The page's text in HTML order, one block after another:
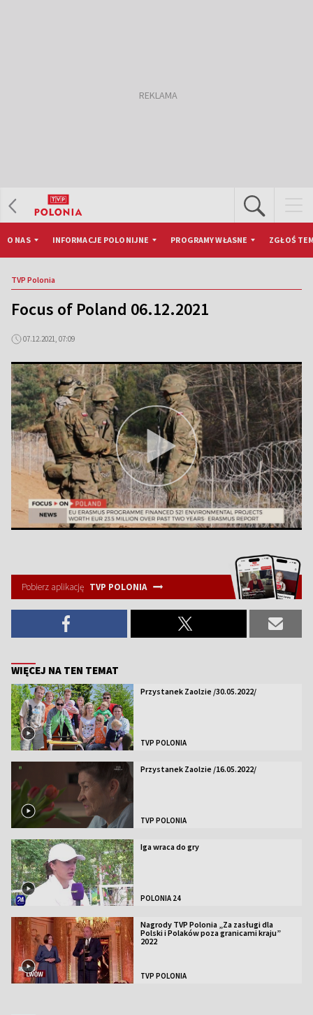
O NAS INFORMACJE POLONIJNE PROGRAMY WŁASNE ZGŁOŚ
TVP Polonia
Focus of Poland 06.12.2021
07.12.2021, 07:09
Pobierz aplikację TVP POLONIA
WIĘCEJ NA TEN TEMAT
Przystanek Zaolzie /30.05.2022/
TVP POLONIA
Przystanek Zaolzie /16.05.2022/
TVP POLONIA
Iga wraca do gry
POLONIA 24
Nagrody TVP Polonia „Za zasługi dla
Polski i Polaków poza granicami kraju”
2022
TVP POLONIA